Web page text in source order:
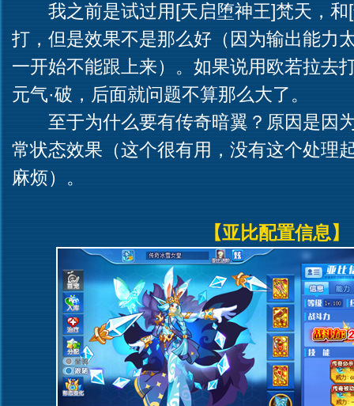
我之前是试过用[天启堕神王]梵天，
打，但是效果不是那么好（因为输出能力
一开始不能跟上来）。如果说用欧若拉去
元气·破，后面就问题不算那么大了。
至于为什么要有传奇暗翼？原因是因
常状态效果（这个很有用，没有这个处理
麻烦）。
【亚比配置信息】